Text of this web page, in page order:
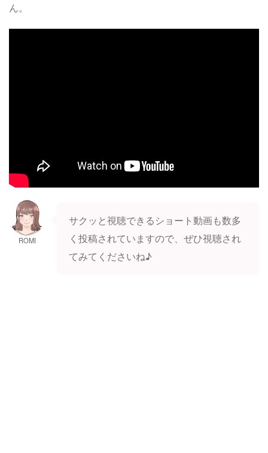
ん。
ROMI
サクッと視聴できるショート動画も数多
く投稿されていますので、ぜひ視聴され
てみてくださいね♪